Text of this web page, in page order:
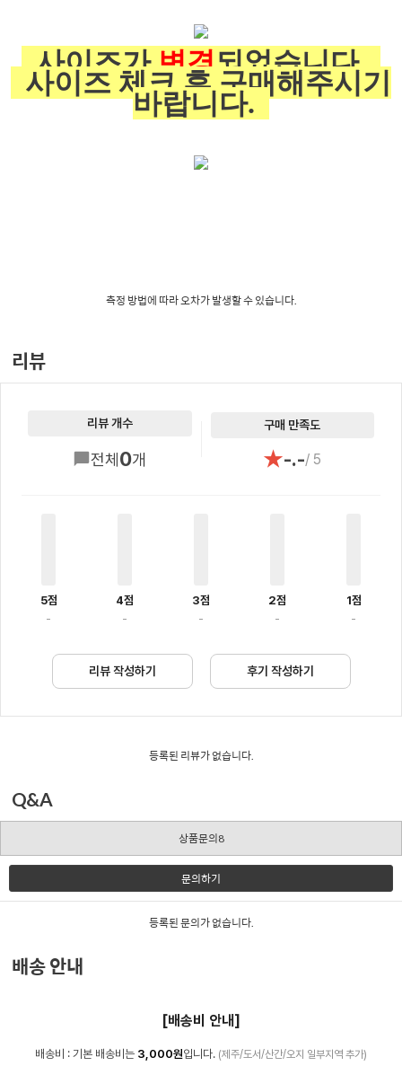
사이즈가 변경되었습니다.
사이즈 체크 후 구매해주시기
바랍니다.
측정 방법에 따라 오차가 발생할 수 있습니다.
리뷰
리뷰 개수
전체0개
구매 만족도
★-.-/ 5
5점
-
4점
-
3점
-
2점
-
1점
-
리뷰 작성하기 후기 작성하기
등록된 리뷰가 없습니다.
Q&A
상품문의8
문의하기
등록된 문의가 없습니다.
배송 안내
[배송비 안내]
배송비 : 기본 배송비는 3,000원입니다. (제주/도서/산간/오지 일부지역 추가)